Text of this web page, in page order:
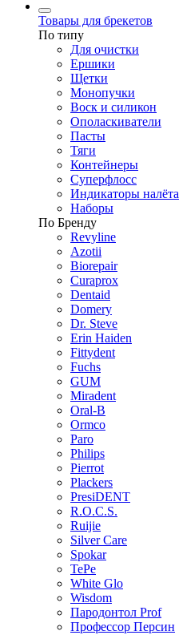
Товары для брекетов
По типу
Для очистки
Ершики
Щетки
Монопучки
Воск и силикон
Ополаскиватели
Пасты
Тяги
Контейнеры
Суперфлосс
Индикаторы налёта
Наборы
По Бренду
Revyline
Azotii
Biorepair
Curaprox
Dentaid
Domery
Dr. Steve
Erin Haiden
Fittydent
Fuchs
GUM
Miradent
Oral-B
Ormco
Paro
Philips
Pierrot
Plackers
PresiDENT
R.O.C.S.
Ruijie
Silver Care
Spokar
TePe
White Glo
Wisdom
Пародонтол Prof
Профессор Персин